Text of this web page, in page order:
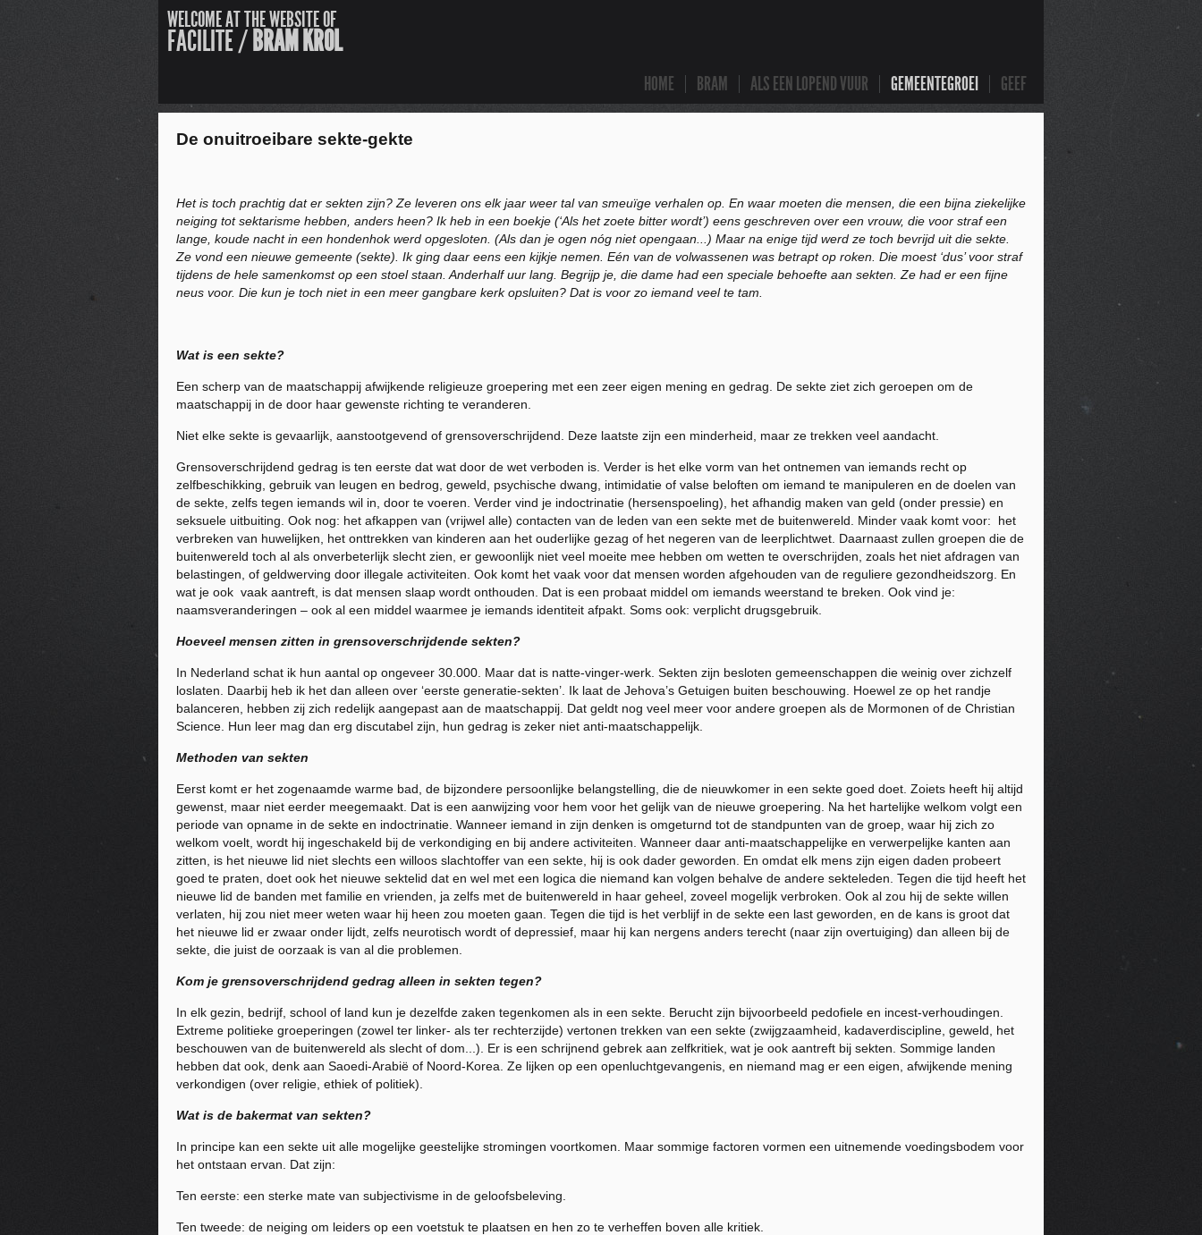
WELCOME AT THE WEBSITE OF
FACILITE / BRAM KROL
HOME BRAM ALS EEN LOPEND VUUR GEMEENTEGROEI GEEF
De onuitroeibare sekte-gekte
Het is toch prachtig dat er sekten zijn? Ze leveren ons elk jaar weer tal van smeuïge verhalen op. En waar moeten die mensen, die een bijna ziekelijke
neiging tot sektarisme hebben, anders heen? Ik heb in een boekje (‘Als het zoete bitter wordt’) eens geschreven over een vrouw, die voor straf een
lange, koude nacht in een hondenhok werd opgesloten. (Als dan je ogen nóg niet opengaan...) Maar na enige tijd werd ze toch bevrijd uit die sekte.
Ze vond een nieuwe gemeente (sekte). Ik ging daar eens een kijkje nemen. Eén van de volwassenen was betrapt op roken. Die moest ‘dus’ voor straf
tijdens de hele samenkomst op een stoel staan. Anderhalf uur lang. Begrijp je, die dame had een speciale behoefte aan sekten. Ze had er een fijne
neus voor. Die kun je toch niet in een meer gangbare kerk opsluiten? Dat is voor zo iemand veel te tam.
Wat is een sekte?
Een scherp van de maatschappij afwijkende religieuze groepering met een zeer eigen mening en gedrag. De sekte ziet zich geroepen om de
maatschappij in de door haar gewenste richting te veranderen.
Niet elke sekte is gevaarlijk, aanstootgevend of grensoverschrijdend. Deze laatste zijn een minderheid, maar ze trekken veel aandacht.
Grensoverschrijdend gedrag is ten eerste dat wat door de wet verboden is. Verder is het elke vorm van het ontnemen van iemands recht op
zelfbeschikking, gebruik van leugen en bedrog, geweld, psychische dwang, intimidatie of valse beloften om iemand te manipuleren en de doelen van
de sekte, zelfs tegen iemands wil in, door te voeren. Verder vind je indoctrinatie (hersenspoeling), het afhandig maken van geld (onder pressie) en
seksuele uitbuiting. Ook nog: het afkappen van (vrijwel alle) contacten van de leden van een sekte met de buitenwereld. Minder vaak komt voor: het
verbreken van huwelijken, het onttrekken van kinderen aan het ouderlijke gezag of het negeren van de leerplichtwet. Daarnaast zullen groepen die de
buitenwereld toch al als onverbeterlijk slecht zien, er gewoonlijk niet veel moeite mee hebben om wetten te overschrijden, zoals het niet afdragen van
belastingen, of geldwerving door illegale activiteiten. Ook komt het vaak voor dat mensen worden afgehouden van de reguliere gezondheidszorg. En
wat je ook vaak aantreft, is dat mensen slaap wordt onthouden. Dat is een probaat middel om iemands weerstand te breken. Ook vind je:
naamsveranderingen – ook al een middel waarmee je iemands identiteit afpakt. Soms ook: verplicht drugsgebruik.
Hoeveel mensen zitten in grensoverschrijdende sekten?
In Nederland schat ik hun aantal op ongeveer 30.000. Maar dat is natte-vinger-werk. Sekten zijn besloten gemeenschappen die weinig over zichzelf
loslaten. Daarbij heb ik het dan alleen over ‘eerste generatie-sekten’. Ik laat de Jehova’s Getuigen buiten beschouwing. Hoewel ze op het randje
balanceren, hebben zij zich redelijk aangepast aan de maatschappij. Dat geldt nog veel meer voor andere groepen als de Mormonen of de Christian
Science. Hun leer mag dan erg discutabel zijn, hun gedrag is zeker niet anti-maatschappelijk.
Methoden van sekten
Eerst komt er het zogenaamde warme bad, de bijzondere persoonlijke belangstelling, die de nieuwkomer in een sekte goed doet. Zoiets heeft hij altijd
gewenst, maar niet eerder meegemaakt. Dat is een aanwijzing voor hem voor het gelijk van de nieuwe groepering. Na het hartelijke welkom volgt een
periode van opname in de sekte en indoctrinatie. Wanneer iemand in zijn denken is omgeturnd tot de standpunten van de groep, waar hij zich zo
welkom voelt, wordt hij ingeschakeld bij de verkondiging en bij andere activiteiten. Wanneer daar anti-maatschappelijke en verwerpelijke kanten aan
zitten, is het nieuwe lid niet slechts een willoos slachtoffer van een sekte, hij is ook dader geworden. En omdat elk mens zijn eigen daden probeert
goed te praten, doet ook het nieuwe sektelid dat en wel met een logica die niemand kan volgen behalve de andere sekteleden. Tegen die tijd heeft het
nieuwe lid de banden met familie en vrienden, ja zelfs met de buitenwereld in haar geheel, zoveel mogelijk verbroken. Ook al zou hij de sekte willen
verlaten, hij zou niet meer weten waar hij heen zou moeten gaan. Tegen die tijd is het verblijf in de sekte een last geworden, en de kans is groot dat
het nieuwe lid er zwaar onder lijdt, zelfs neurotisch wordt of depressief, maar hij kan nergens anders terecht (naar zijn overtuiging) dan alleen bij de
sekte, die juist de oorzaak is van al die problemen.
Kom je grensoverschrijdend gedrag alleen in sekten tegen?
In elk gezin, bedrijf, school of land kun je dezelfde zaken tegenkomen als in een sekte. Berucht zijn bijvoorbeeld pedofiele en incest-verhoudingen.
Extreme politieke groeperingen (zowel ter linker- als ter rechterzijde) vertonen trekken van een sekte (zwijgzaamheid, kadaverdiscipline, geweld, het
beschouwen van de buitenwereld als slecht of dom...). Er is een schrijnend gebrek aan zelfkritiek, wat je ook aantreft bij sekten. Sommige landen
hebben dat ook, denk aan Saoedi-Arabië of Noord-Korea. Ze lijken op een openluchtgevangenis, en niemand mag er een eigen, afwijkende mening
verkondigen (over religie, ethiek of politiek).
Wat is de bakermat van sekten?
In principe kan een sekte uit alle mogelijke geestelijke stromingen voortkomen. Maar sommige factoren vormen een uitnemende voedingsbodem voor
het ontstaan ervan. Dat zijn:
Ten eerste: een sterke mate van subjectivisme in de geloofsbeleving.
Ten tweede: de neiging om leiders op een voetstuk te plaatsen en hen zo te verheffen boven alle kritiek.